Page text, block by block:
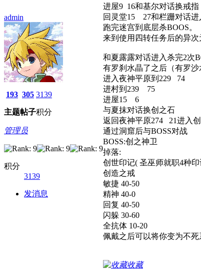
admin
193
主题
305
帖子
3139
积分
管理员
积分
3139
发消息
进屋9 16和基尔对话换戒指
回灵堂15 27和栏跚对话进
跑完迷宫到底层杀BOOS。
来到使用四转任务后的异
和夏露露对话进入杀完2次
有罗刹水晶了之后（有罗沙
进入夜神平原到229 74
进村到239 75
进屋15 6
与夏抹对话换创之石
返回夜神平原274 21进入创
通过洞窟后与BOSS对战
BOSS:创之神卫
掉落:
创世印记( 圣巫师就职4种
创造之戒
敏捷 40-50
精神 40-0
回复 40-50
闪躲 30-60
全抗体 10-20
佩戴之后可以将你变为不死
收藏